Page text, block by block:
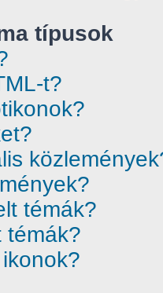
típusok
t?
témák?
témák?